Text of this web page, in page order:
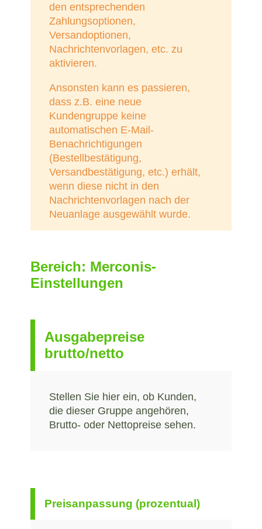
den entsprechenden
Zahlungsoptionen,
Versandoptionen,
Nachrichtenvorlagen, etc. zu
aktivieren.
Ansonsten kann es passieren,
dass z.B. eine neue
Kundengruppe keine
automatischen E-Mail-
Benachrichtigungen
(Bestellbestätigung,
Versandbestätigung, etc.) erhält,
wenn diese nicht in den
Nachrichtenvorlagen nach der
Neuanlage ausgewählt wurde.
Bereich: Merconis-
Einstellungen
Ausgabepreise
brutto/netto
Stellen Sie hier ein, ob Kunden,
die dieser Gruppe angehören,
Brutto- oder Nettopreise sehen.
Preisanpassung (prozentual)